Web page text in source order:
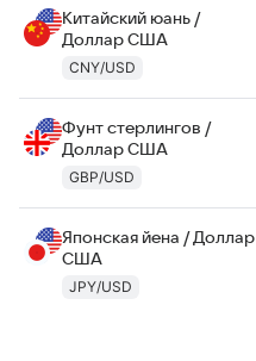
Китайский юань /
Доллар США
CNY/USD
Фунт стерлингов /
Доллар США
GBP/USD
Японская йена / Доллар
США
JPY/USD